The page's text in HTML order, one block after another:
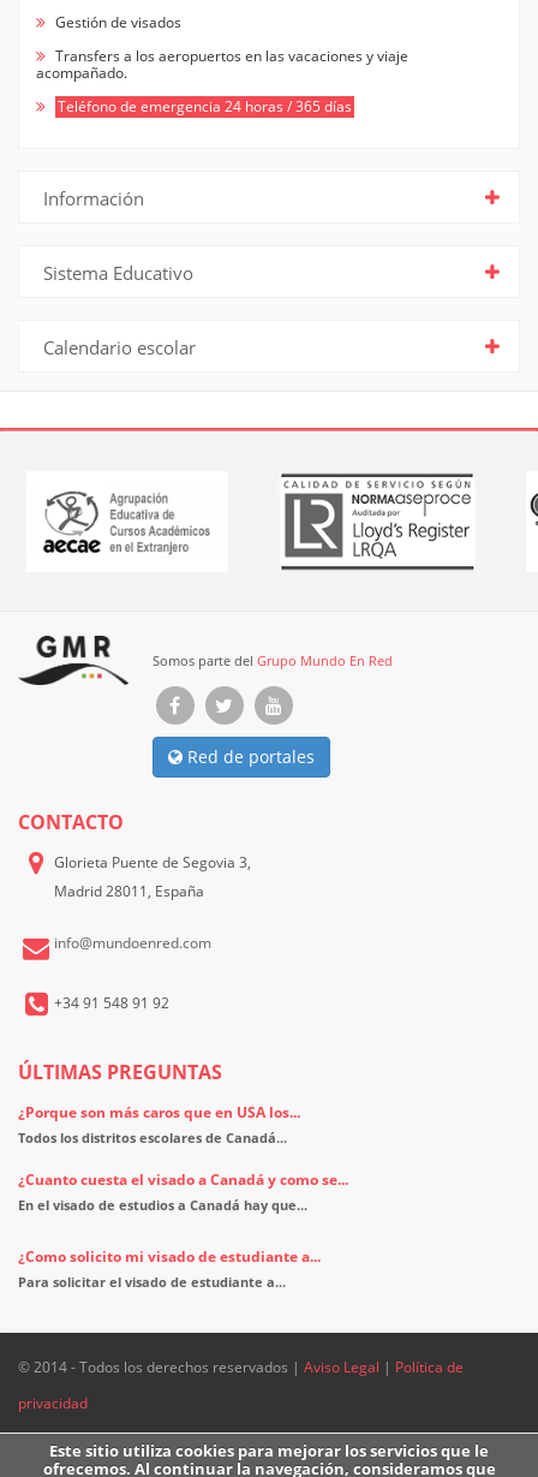
Gestión de visados
Transfers a los aeropuertos en las vacaciones y viaje
acompañado.
Teléfono de emergencia 24 horas / 365 días
Información
Sistema Educativo
Calendario escolar
Somos parte del Grupo Mundo En Red
Red de portales
CONTACTO
Glorieta Puente de Segovia 3,
Madrid 28011, España
info@mundoenred.com
+34 91 548 91 92
ÚLTIMAS PREGUNTAS
¿Porque son más caros que en USA los...
Todos los distritos escolares de Canadá...
¿Cuanto cuesta el visado a Canadá y como se...
En el visado de estudios a Canadá hay que...
¿Como solicito mi visado de estudiante a...
Para solicitar el visado de estudiante a...
© 2014 - Todos los derechos reservados | Aviso Legal | Política de
privacidad
Este sitio utiliza cookies para mejorar los servicios que le
ofrecemos. Al continuar la navegación, consideramos que